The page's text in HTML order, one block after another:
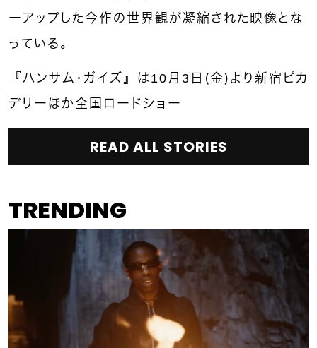
ーアップした今作の世界観が凝縮された映像とな
っている。
『ハンサム・ガイズ』は10月3日（金）より新宿ピカ
デリーほか全国ロードショー
READ ALL STORIES
TRENDING